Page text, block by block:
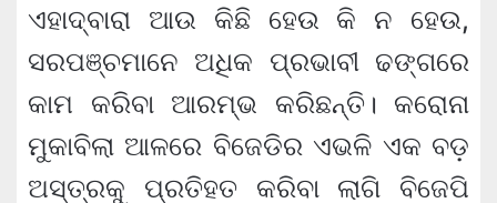
ଏହାଦ୍ବାରା ଆଉ କିଛି ହେଉ କି ନ ହେଉ,
ସରପଞ୍ଚମାନେ ଅଧିକ ପ୍ରଭାବୀ ଢଙ୍ଗରେ
କାମ କରିବା ଆରମ୍ଭ କରିଛନ୍ତି। କରୋନା
ମୁକାବିଲା ଆଳରେ ବିଜେଡିର ଏଭଳି ଏକ ବଡ଼
ଅସ୍ତ୍ରକୁ ପ୍ରତିହତ କରିବା ଲାଗି ବିଜେପି